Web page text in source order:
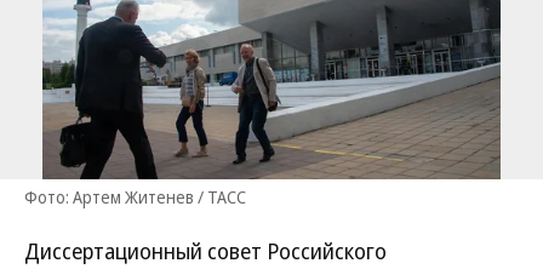
Фото: Артем Житенев / ТАСС
Диссертационный совет Российского